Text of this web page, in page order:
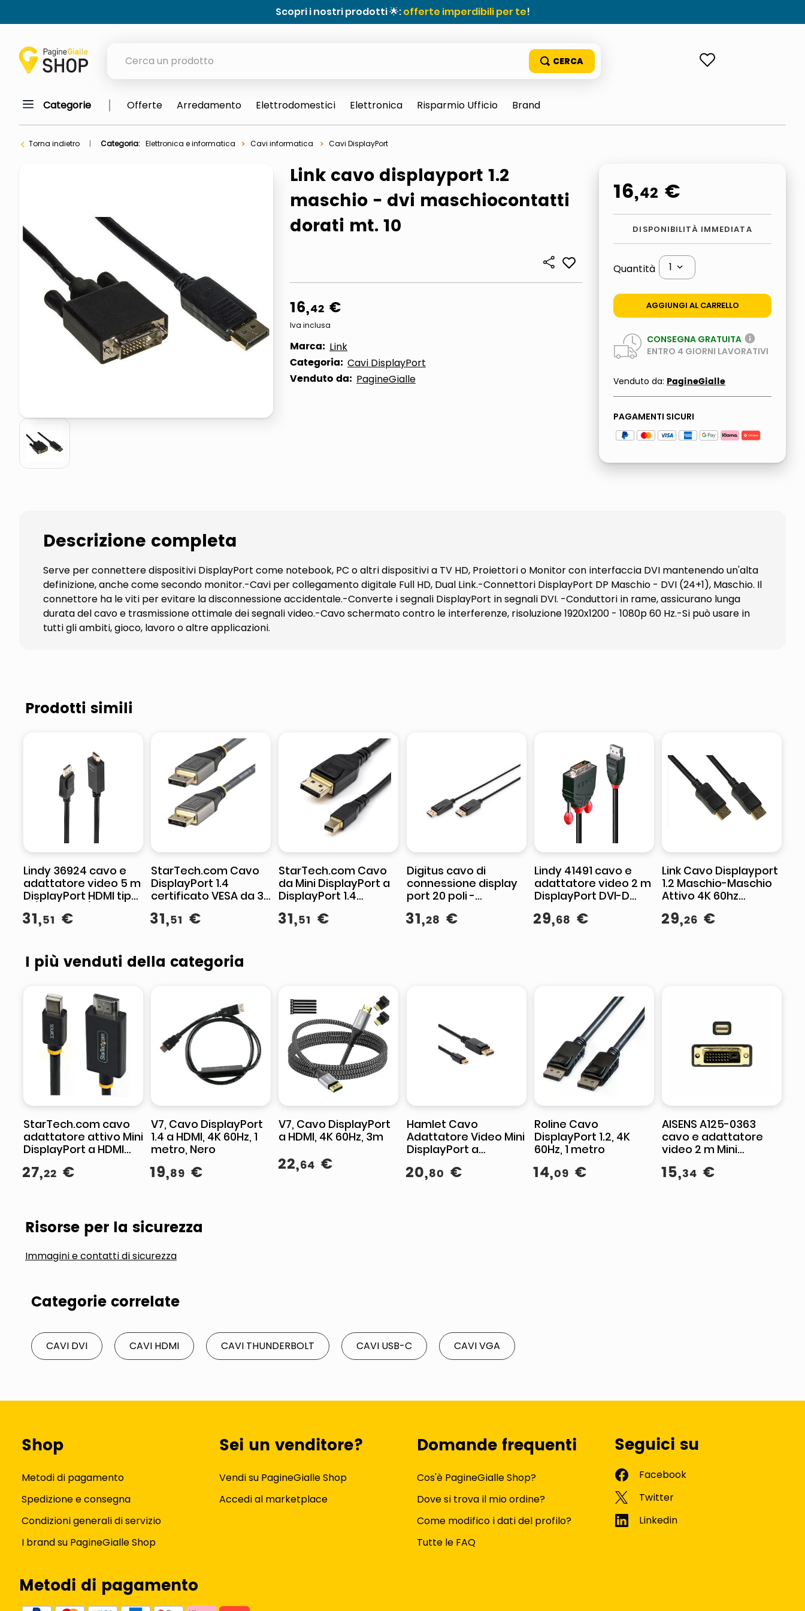
Scopri i nostri prodotti 🌟:offerte imperdibili per te!
meme
italia independent occhiali sole 0703 thin rotondo sun
pattumiera raccolta differenziata
elenco telefonico
asciuga capelli spazzola
Categorie Offerte Arredamento Elettrodomestici Elettronica Risparmio Ufficio Brand
Torna indietro Categoria: Elettronica e informatica Cavi informatica Cavi DisplayPort
Link cavo displayport 1.2
maschio - dvi maschiocontatti
dorati mt. 10
16,42 €
Iva inclusa
Marca: Link
Categoria: Cavi DisplayPort
Venduto da: PagineGialle
16,42 €
DISPONIBILITÀ IMMEDIATA
Quantità 1
AGGIUNGI AL CARRELLO
CONSEGNA GRATUITA
ENTRO 4 GIORNI LAVORATIVI
Venduto da: PagineGialle
PAGAMENTI SICURI
Descrizione completa
Serve per connettere dispositivi DisplayPort come notebook, PC o altri dispositivi a TV HD, Proiettori o Monitor con interfaccia DVI mantenendo un'alta
definizione, anche come secondo monitor.-Cavi per collegamento digitale Full HD, Dual Link.-Connettori DisplayPort DP Maschio - DVI (24+1), Maschio. Il
connettore ha le viti per evitare la disconnessione accidentale.-Converte i segnali DisplayPort in segnali DVI. -Conduttori in rame, assicurano lunga
durata del cavo e trasmissione ottimale dei segnali video.-Cavo schermato contro le interferenze, risoluzione 1920x1200 - 1080p 60 Hz.-Si può usare in
tutti gli ambiti, gioco, lavoro o altre applicazioni.
Prodotti simili
Lindy 36924 cavo e
adattatore video 5 m
DisplayPort HDMI tipo
A (Standard) Nero
31,51 €
StarTech.com Cavo
DisplayPort 1.4
certificato VESA da 3
m - 8K 60Hz HDR10 -
Video Ultra HD 4K
31,51 €
StarTech.com Cavo
da Mini DisplayPort a
DisplayPort 1.4
certificato VESA da
2m- 8K 60Hz HBR3 HDR
31,51 €
Digitus cavo di
connessione display
port 20 poli -
lunghezza mt. 10
31,28 €
Lindy 41491 cavo e
adattatore video 2 m
DisplayPort DVI-D
Nero
29,68 €
Link Cavo Displayport
1.2 Maschio-Maschio
Attivo 4K 60hz
Biirezionale con
Funzione Mst 15mt
29,26 €
I più venduti della categoria
StarTech.com cavo
adattatore attivo Mini
DisplayPort a HDMI
DisplayPort 1.4, audio
27,22 €
V7, Cavo DisplayPort
1.4 a HDMI, 4K 60Hz, 1
metro, Nero
19,89 €
V7, Cavo DisplayPort
a HDMI, 4K 60Hz, 3m
22,64 €
Hamlet Cavo
Adattatore Video Mini
DisplayPort a
4K
20,80 €
Roline Cavo
DisplayPort 1.2, 4K
60Hz, 1 metro
14,09 €
AISENS A125-0363
cavo e adattatore
video 2 m Mini
15,34 €
Risorse per la sicurezza
Immagini e contatti di sicurezza
Categorie correlate
CAVI DVI CAVI HDMI CAVI THUNDERBOLT CAVI USB-C CAVI VGA
Shop
Metodi di pagamento
Spedizione e consegna
Condizioni generali di servizio
I brand su PagineGialle Shop
Sei un venditore?
Vendi su PagineGialle Shop
Accedi al marketplace
Domande frequenti
Cos'è PagineGialle Shop?
Dove si trova il mio ordine?
Come modifico i dati del profilo?
Tutte le FAQ
Seguici su
Metodi di pagamento